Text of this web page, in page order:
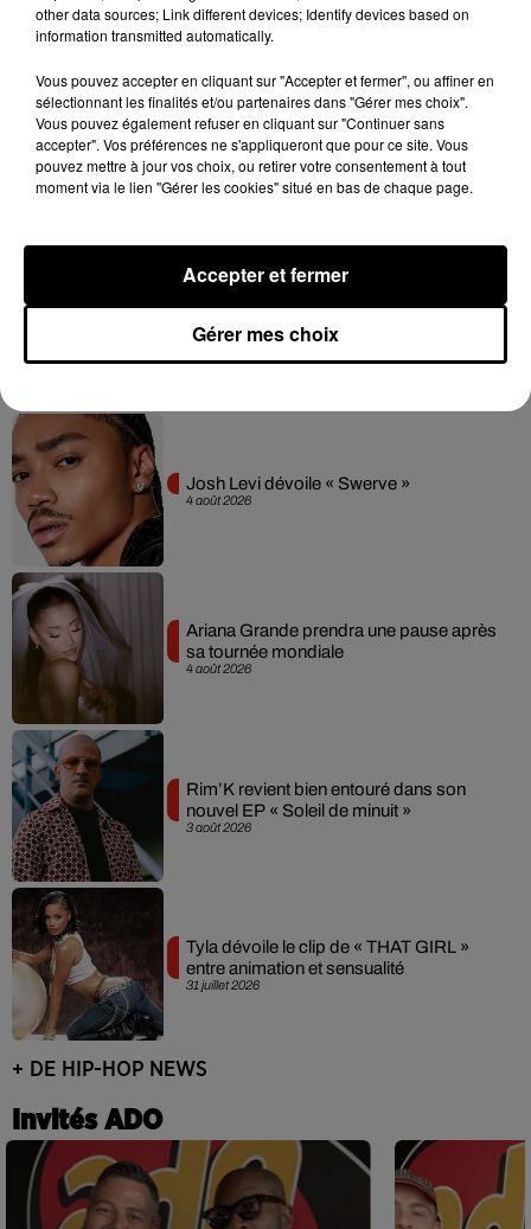
Hip-Hop News
6 août 2026
Franglish et Keblack dévoilent une
session live surprise
Après le film, bientôt une docu-série sur
le père de Michael Jackson
4 août 2026
Josh Levi dévoile « Swerve »
4 août 2026
Ariana Grande prendra une pause après
sa tournée mondiale
3 août 2026
Rim’K revient bien entouré dans son
nouvel EP « Soleil de minuit »
31 juillet 2026
Tyla dévoile le clip de « THAT GIRL »
entre animation et sensualité
+ DE HIP-HOP NEWS
Invités ADO
other data sources; Link different devices; Identify devices based on
information transmitted automatically.
Vous pouvez accepter en cliquant sur "Accepter et fermer", ou affiner en
sélectionnant les finalités et/ou partenaires dans "Gérer mes choix".
Vous pouvez également refuser en cliquant sur "Continuer sans
accepter". Vos préférences ne s'appliqueront que pour ce site. Vous
pouvez mettre à jour vos choix, ou retirer votre consentement à tout
moment via le lien "Gérer les cookies" situé en bas de chaque page.
Gérer mes choix
Accepter et fermer